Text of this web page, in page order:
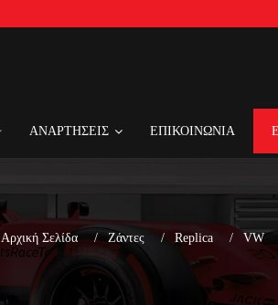
ΑΝΑΡΤΗΣΕΙΣ ΕΠΙΚΟΙΝΩΝΙΑ
Αρχική Σελίδα Ζάντες Replica VW